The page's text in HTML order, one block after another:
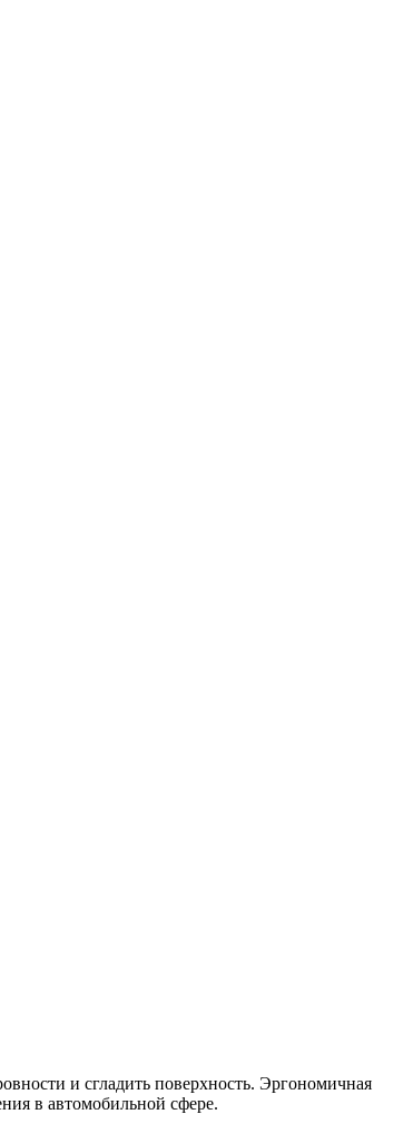
и сгладить поверхность. Эргономичная
в автомобильной сфере.